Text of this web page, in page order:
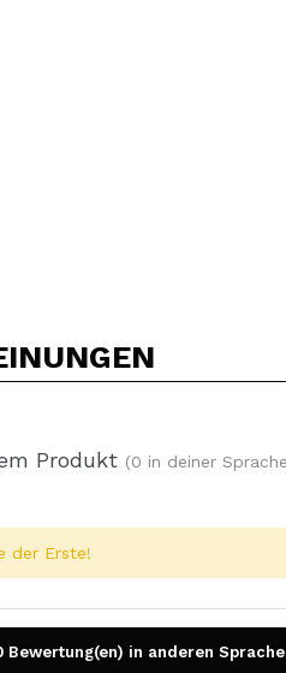
Produkt (0 in deiner
der Erste!
Bewertung(en) in anderen